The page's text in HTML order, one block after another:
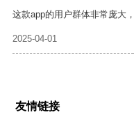
这款app的用户群体非常庞大
2025-04-01
友情链接